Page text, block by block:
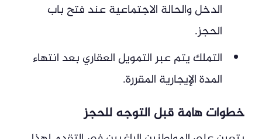
الدخل والحالة الاجتماعية عند فتح باب
الحجز.
التملك يتم عبر التمويل العقاري بعد انتهاء
المدة الإيجارية المقررة.
خطوات هامة قبل التوجه للحجز